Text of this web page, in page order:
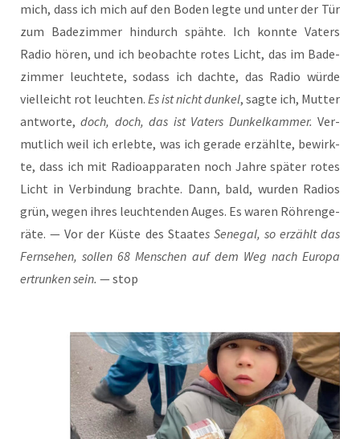
mich, dass ich mich auf den Boden leg­te und unter der Tür
zum Bade­zim­mer hin­durch späh­te. Ich konn­te Vaters
Radio hören, und ich beob­ach­te rotes Licht, das im Bade­
zim­mer leuch­te­te, sodass ich dach­te, das Radio wür­de
viel­leicht rot leuch­ten. Es ist nicht dun­kel, sag­te ich, Mut­ter
ant­wor­te,doch, doch, das ist Vaters Dun­kel­kam­mer. Ver­
mut­lich weil ich erleb­te, was ich gera­de erzähl­te, bewirk­
te, dass ich mit Radio­ap­pa­ra­ten noch Jah­re spä­ter rotes
Licht in Ver­bin­dung brach­te. Dann, bald, wur­den Radi­os
grün, wegen ihres leuch­ten­den Auges. Es waren Röh­ren­ge­
rä­te. — Vor der Küs­te des Staa­tes Sene­gal, so erzählt das
Fern­se­hen, sol­len 68 Men­schen auf dem Weg nach Euro­pa
ertrun­ken sein. — stop